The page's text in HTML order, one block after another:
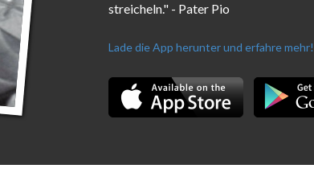
streicheln." - Pater Pio
Lade die App herunter und erfahre mehr!